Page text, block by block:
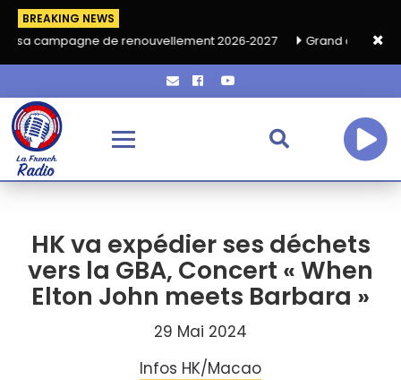
BREAKING NEWS
de renouvellement 2026‑2027 Grand café de rentrée HKA le
HK va expédier ses déchets
vers la GBA, Concert « When
Elton John meets Barbara »
29 Mai 2024
Infos HK/Macao